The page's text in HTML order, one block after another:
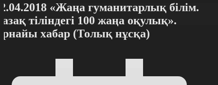
«Жаңа гуманитарлық білім.
тіліндегі 100 жаңа оқулық».
хабар (Толық нұсқа)